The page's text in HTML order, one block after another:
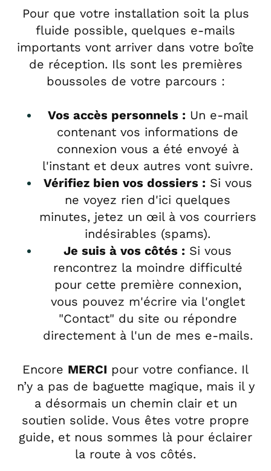
Pour que votre installation soit la plus
fluide possible, quelques e-mails
importants vont arriver dans votre boîte
de réception. Ils sont les premières
boussoles de votre parcours :
Vos accès personnels : Un e-mail
contenant vos informations de
connexion vous a été envoyé à
l'instant et deux autres vont suivre.
Vérifiez bien vos dossiers : Si vous
ne voyez rien d'ici quelques
minutes, jetez un œil à vos courriers
indésirables (spams).
Je suis à vos côtés : Si vous
rencontrez la moindre difficulté
pour cette première connexion,
vous pouvez m'écrire via l'onglet
"Contact" du site ou répondre
directement à l'un de mes e-mails.
Encore MERCI pour votre confiance. Il
n’y a pas de baguette magique, mais il y
a désormais un chemin clair et un
soutien solide. Vous êtes votre propre
guide, et nous sommes là pour éclairer
la route à vos côtés.